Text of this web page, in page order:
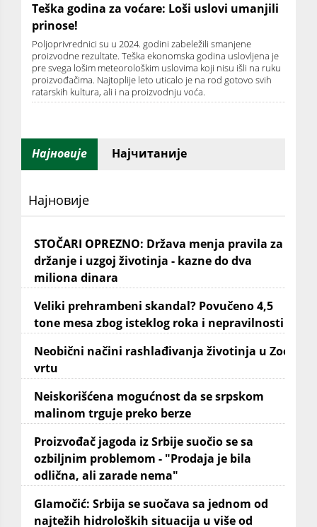
Teška godina za voćare: Loši uslovi umanjili
prinose!
Poljoprivrednici su u 2024. godini zabeležili smanjene
proizvodne rezultate. Teška ekonomska godina uslovljena je
pre svega lošim meteorološkim uslovima koji nisu išli na ruku
proizvođačima. Najtoplije leto uticalo je na rod gotovo svih
ratarskih kultura, ali i na proizvodnju voća.
Најновије Најчитаније
Најновије
STOČARI OPREZNO: Država menja pravila za
držanje i uzgoj životinja - kazne do dva
miliona dinara
Veliki prehrambeni skandal? Povučeno 4,5
tone mesa zbog isteklog roka i nepravilnosti
Neobični načini rashlađivanja životinja u Zoo
vrtu
Neiskorišćena mogućnost da se srpskom
malinom trguje preko berze
Proizvođač jagoda iz Srbije suočio se sa
ozbiljnim problemom - "Prodaja je bila
odlična, ali zarade nema"
Glamočić: Srbija se suočava sa jednom od
najtežih hidroloških situacija u više od